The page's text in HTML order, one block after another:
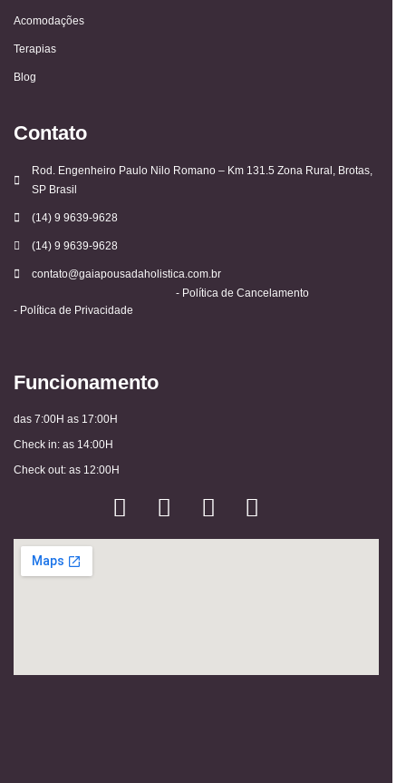
Acomodações
Terapias
Blog
Contato
Rod. Engenheiro Paulo Nilo Romano – Km 131.5 Zona Rural, Brotas,
SP Brasil
(14) 9 9639-9628
(14) 9 9639-9628
contato@gaiapousadaholistica.com.br
- Política de Privacidade
- Política de Cancelamento
Funcionamento
das 7:00H as 17:00H
Check in: as 14:00H
Check out: as 12:00H